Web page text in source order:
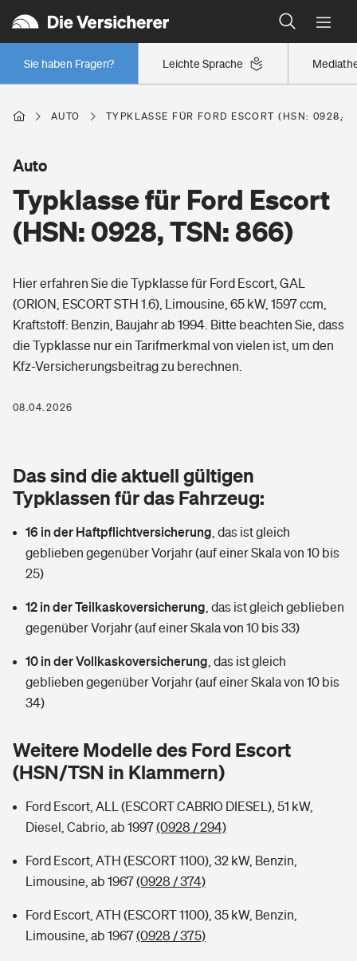
Leichte Sprache
Sie haben Fragen?
Wer versichert was: Jetzt Versicherer finden
Regionalklassen: So ist Ihre Region eingestuft
Wer versichert was: Jetzt Versicherer finden
Berufsunfähigkeitsversicherung
Erwerbsunfähigkeitsversicherung
Grundfähigkeitsversicherung
Arbeitsrechtsschutz
Berufshaftpflichtversicherung
Zur Übersicht
Tools
Wer versichert was: Jetzt Versicherer finden
Sie haben Fragen?
Wohnen
Elementarversicherung
Glasversicherung
Mietkautionsversicherung
Restkreditversicherung
Tools
Hochwasser-Check: Wie gefährdet ist Ihr Haus?
Sie haben Fragen?
Freizeit
Pri­vate Haft­pflicht­
Kinderunfall­ver­si­che­rung
Kinderinvalidität
Hundehalter-Haftpflicht
Handyversicherung
Private Cyberversicherung
Zur Übersicht
Kinderunfall-Check: Mehr Sicherheit für deine Kids
Gesundheit
Private Krankenversicherung
Dread-Disease-Versicherung
Tierkrankenversicherung
Zur Übersicht
Tools
Wer versichert was: Jetzt Versicherer finden
Rentenrechner: Wie viel Geld bekomme ich im Alter?
AUTO TYPKLASSE FÜR FORD ESCORT (HSN: 0928,
Typklasse für Ford Escort
(HSN: 0928, TSN: 866)
Auto
Hier erfahren Sie die Typklasse für Ford Escort, GAL
(ORION, ESCORT STH 1.6), Limousine, 65 kW, 1597 ccm,
Kraftstoff: Benzin, Baujahr ab 1994. Bitte beachten Sie, dass
die Typklasse nur ein Tarifmerkmal von vielen ist, um den
Kfz-Versicherungsbeitrag zu berechnen.
08.04.2026
Das sind die aktuell gültigen
Typklassen für das Fahrzeug:
16 in der Haftpflichtversicherung das ist gleich
geblieben gegenüber Vorjahr (auf einer Skala von 10 bis
25)
12 in der Teilkaskoversicherung das ist gleich geblieben
gegenüber Vorjahr (auf einer Skala von 10 bis 33)
10 in der Vollkaskoversicherung das ist gleich
geblieben gegenüber Vorjahr (auf einer Skala von 10 bis
34)
Weitere Modelle des Ford Escort
(HSN/TSN in Klammern)
Ford Escort, ALL (ESCORT CABRIO DIESEL), 51 kW,
Diesel, Cabrio, ab 1997(0928 / 294)
Ford Escort, ATH (ESCORT 1100), 32 kW, Benzin,
Limousine, ab 1967(0928 / 374)
Ford Escort, ATH (ESCORT 1100), 35 kW, Benzin,
Limousine, ab 1967(0928 / 375)